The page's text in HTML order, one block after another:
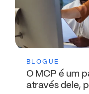
BLOGUE
O MCP é um
através dele,